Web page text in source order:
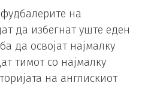
на
да избегнат уште еден
да освојат најмалку
тимот со најмалку
на англискиот